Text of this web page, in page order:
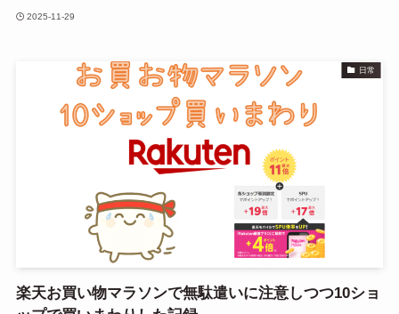
2025-11-29
日常
楽天お買い物マラソンで無駄遣いに注意しつつ10ショ